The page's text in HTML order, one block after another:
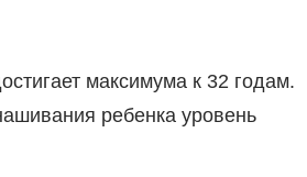
максимума к 32 годам.
ребенка уровень